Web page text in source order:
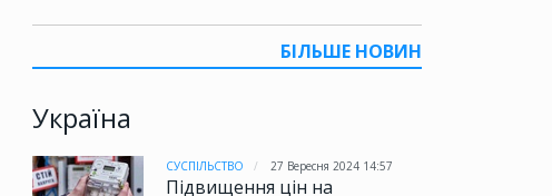
БІЛЬШЕ НОВИН
Україна
СУСПІЛЬСТВО 27 Вересня 2024 14:57
Підвищення цін на